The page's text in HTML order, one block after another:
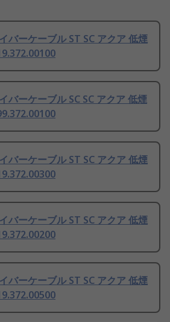
バーケーブル ST SC アクア 低煙
バーケーブル SC SC アクア 低煙
バーケーブル ST SC アクア 低煙
バーケーブル ST SC アクア 低煙
バーケーブル ST SC アクア 低煙